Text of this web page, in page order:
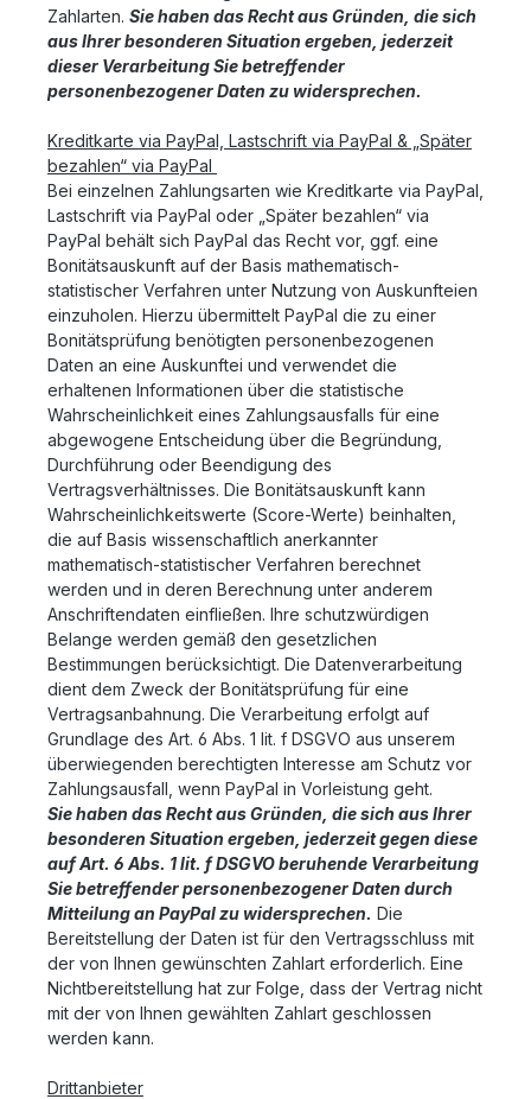
Zahlarten. Sie haben das Recht aus Gründen, die sich
aus Ihrer besonderen Situation ergeben, jederzeit
dieser Verarbeitung Sie betreffender
personenbezogener Daten zu widersprechen.
Kreditkarte via PayPal, Lastschrift via PayPal & „Später
bezahlen“ via PayPal
Bei einzelnen Zahlungsarten wie Kreditkarte via PayPal,
Lastschrift via PayPal oder „Später bezahlen“ via
PayPal behält sich PayPal das Recht vor, ggf. eine
Bonitätsauskunft auf der Basis mathematisch-
statistischer Verfahren unter Nutzung von Auskunfteien
einzuholen. Hierzu übermittelt PayPal die zu einer
Bonitätsprüfung benötigten personenbezogenen
Daten an eine Auskunftei und verwendet die
erhaltenen Informationen über die statistische
Wahrscheinlichkeit eines Zahlungsausfalls für eine
abgewogene Entscheidung über die Begründung,
Durchführung oder Beendigung des
Vertragsverhältnisses. Die Bonitätsauskunft kann
Wahrscheinlichkeitswerte (Score-Werte) beinhalten,
die auf Basis wissenschaftlich anerkannter
mathematisch-statistischer Verfahren berechnet
werden und in deren Berechnung unter anderem
Anschriftendaten einfließen. Ihre schutzwürdigen
Belange werden gemäß den gesetzlichen
Bestimmungen berücksichtigt. Die Datenverarbeitung
dient dem Zweck der Bonitätsprüfung für eine
Vertragsanbahnung. Die Verarbeitung erfolgt auf
Grundlage des Art. 6 Abs. 1 lit. f DSGVO aus unserem
überwiegenden berechtigten Interesse am Schutz vor
Zahlungsausfall, wenn PayPal in Vorleistung geht.
Sie haben das Recht aus Gründen, die sich aus Ihrer
besonderen Situation ergeben, jederzeit gegen diese
auf Art. 6 Abs. 1 lit. f DSGVO beruhende Verarbeitung
Sie betreffender personenbezogener Daten durch
Mitteilung an PayPal zu widersprechen. Die
Bereitstellung der Daten ist für den Vertragsschluss mit
der von Ihnen gewünschten Zahlart erforderlich. Eine
Nichtbereitstellung hat zur Folge, dass der Vertrag nicht
mit der von Ihnen gewählten Zahlart geschlossen
werden kann.
Drittanbieter